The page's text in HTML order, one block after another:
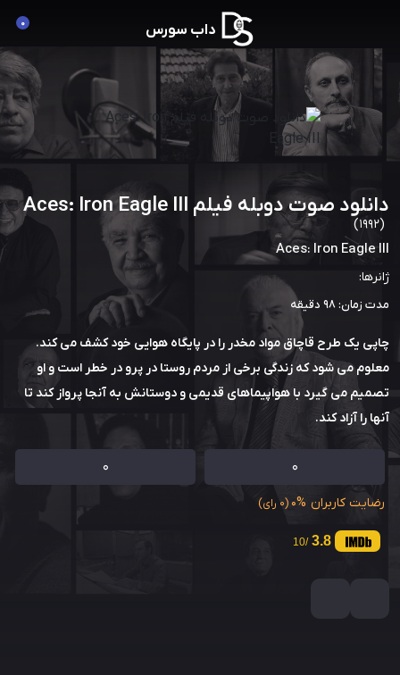
0 داب سورس
دانلود صوت دوبله فیلم Aces: Iron Eagle III
(1992)
Aces: Iron Eagle III
ژانرها:
مدت زمان: 98 دقیقه
چاپی یک طرح قاچاق مواد مخدر را در پایگاه هوایی خود کشف می کند.
معلوم می شود که زندگی برخی از مردم روستا در پرو در خطر است و او
تصمیم می گیرد با هواپیماهای قدیمی و دوستانش به آنجا پرواز کند تا
آنها را آزاد کند.
0
0
رضایت کاربران 0% (0 رای)
3.8
/10